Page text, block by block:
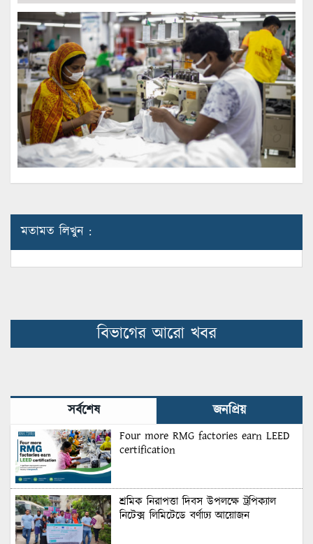
মতামত লিখুন :
বিভাগের আরো খবর
সর্বশেষ জনপ্রিয়
Four more RMG factories earn LEED
certification
শ্রমিক নিরাপত্তা দিবস উপলক্ষে ট্রপিক্যাল
নিটেক্স লিমিটেডে বর্ণাঢ্য আয়োজন